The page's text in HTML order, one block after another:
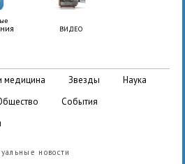
ВИДЕО
медицина звезды
наука
общество
события
новости